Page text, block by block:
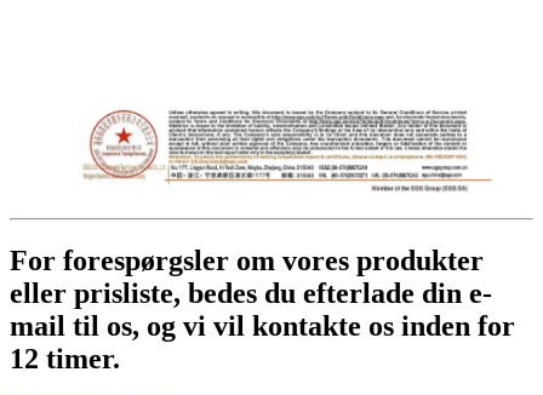
For forespørgsler om vores produkter
eller prisliste, bedes du efterlade din e-
mail til os, og vi vil kontakte os inden for
12 timer.